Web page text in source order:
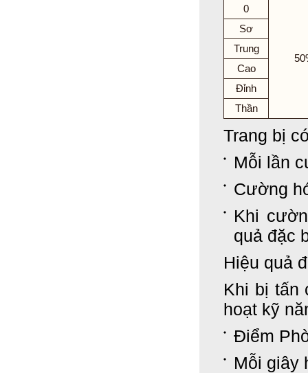
0
Sơ
Trung
Cao
Đỉnh
Thần
Trang bị
Mỗi lần
Cường
Khi
quả đặc
Hiệu quả
Khi bị tấn
hoạt kỹ
Điểm
Mỗi giây